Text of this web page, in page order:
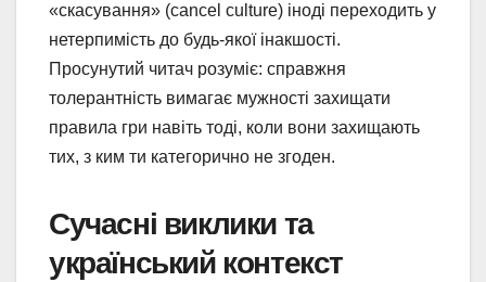
«скасування» (cancel culture) іноді переходить у
нетерпимість до будь-якої інакшості.
Просунутий читач розуміє: справжня
толерантність вимагає мужності захищати
правила гри навіть тоді, коли вони захищають
тих, з ким ти категорично не згоден.
Сучасні виклики та
український контекст